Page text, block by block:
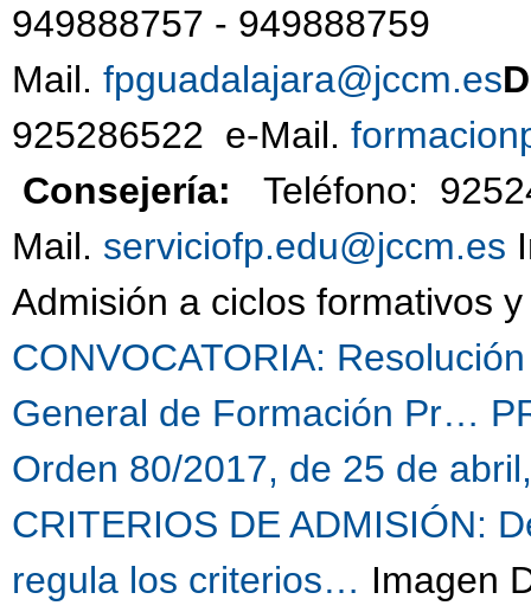
949888757 -
Mail. fpguadalajara@jccm.es
925286522 e-Mail.
Consejería:
Mail. serviciofp.edu@jccm.es
Admisión a ciclos formativos
CONVOCATORIA:
General de Formación Pr…
Orden 80/2017, de 25 de
CRITERIOS DE ADMISIÓN:
regula los criterios… Imagen